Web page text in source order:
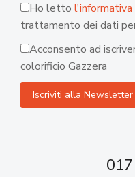
Ho letto
trattamento dei dati
Acconsento ad
colorificio Gazzera